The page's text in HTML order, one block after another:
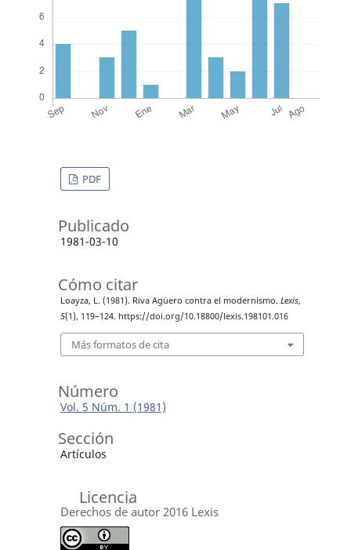
PDF
Publicado
1981-03-10
Cómo citar
Loayza, L. (1981). Riva Agüero contra el modernismo. Lexis,
5(1), 119–124. https://doi.org/10.18800/lexis.198101.016
Más formatos de cita
Número
Vol. 5 Núm. 1 (1981)
Sección
Artículos
Licencia
Derechos de autor 2016 Lexis